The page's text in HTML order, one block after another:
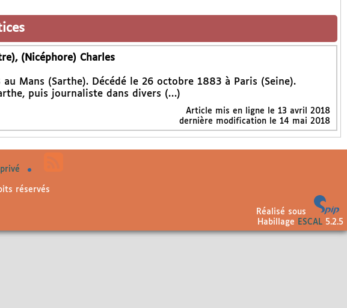
(Nicéphore) Charles
Mans (Sarthe). Décédé le 26 octobre 1883 à Paris (Seine).
puis journaliste dans divers (…)
Article mis en ligne le 13 avril 2018
dernière modification le 14 mai 2018
réservés
Réalisé sous
Habillage
ESCAL5.2.5